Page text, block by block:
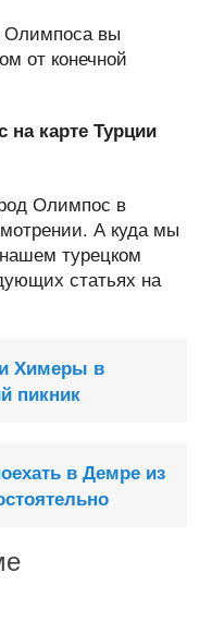
Олимпоса вы
от конечной
карте Турции
Олимпос в
А куда мы
турецком
статьях на
Химеры в
пикник
в Демре из